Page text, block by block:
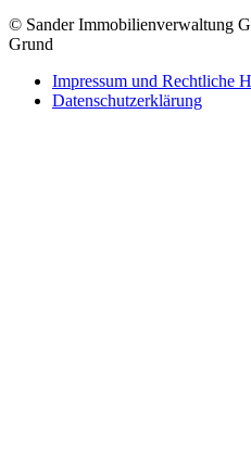
© Sander Immobilienverwaltung
Grund
Impressum und Rechtliche
Datenschutzerklärung